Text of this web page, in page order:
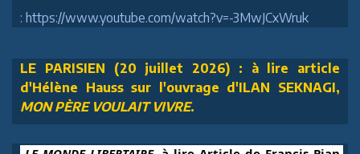
: https://www.youtube.com/watch?v=-3MwJCxWruk
LE PARISIEN (20 juillet 2026) : à lire article
d'Hélène Hauss sur l'ouvrage d'ILAN SEKNAGI,
MON PÈRE VOULAIT VIVRE.